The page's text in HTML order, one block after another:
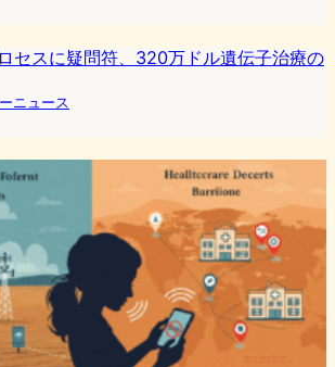
セスに疑問符、320万ドル遺伝子治療の
ニュース